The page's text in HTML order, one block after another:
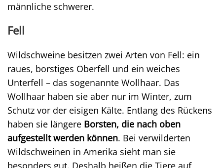
männliche schwerer.
Fell
Wildschweine besitzen zwei Arten von Fell: ein
raues, borstiges Oberfell und ein weiches
Unterfell – das sogenannte Wollhaar. Das
Wollhaar haben sie aber nur im Winter, zum
Schutz vor der eisigen Kälte. Entlang des Rückens
haben sie längere Borsten, die nach oben
aufgestellt werden können. Bei verwilderten
Wildschweinen in Amerika sieht man sie
besonders gut. Deshalb heißen die Tiere auf